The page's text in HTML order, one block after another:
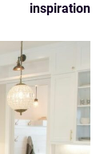
inspiration